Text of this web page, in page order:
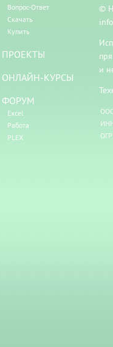
Вопрос-Ответ
Скачать
Купить
ПРОЕКТЫ
ОНЛАЙН-КУРСЫ
ФОРУМ
Excel
Работа
PLEX
©
и